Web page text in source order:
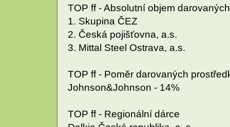
TOP ff - Absolutní objem
1. Skupina ČEZ
2. Česká pojišťovna, a.s.
3. Mittal Steel Ostrava, a.s.
TOP ff - Poměr darovaných
Johnson&Johnson - 14%
TOP ff - Regionální dárce